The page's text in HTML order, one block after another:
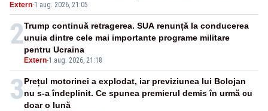
autorităților” marocane
Extern·1 aug. 2026, 21:05
2
Extern-1 aug. 2026, 21:18
Trump continuă retragerea. SUA renunță la conducerea
unuia dintre cele mai importante programe militare
pentru Ucraina
3Prețul motorinei a explodat, iar previziunea lui Bolojan
nu s-a îndeplinit. Ce spunea premierul demis în urmă cu
doar o lună